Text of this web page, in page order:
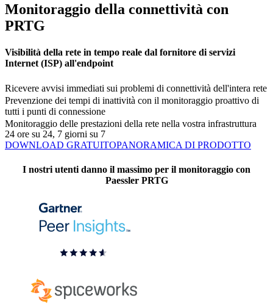
Monitoraggio della connettività con
PRTG
Visibilità della rete in tempo reale dal fornitore di servizi
Internet (ISP) all'endpoint
Ricevere avvisi immediati sui problemi di connettività dell'intera rete
Prevenzione dei tempi di inattività con il monitoraggio proattivo di
tutti i punti di connessione
Monitoraggio delle prestazioni della rete nella vostra infrastruttura
24 ore su 24, 7 giorni su 7
DOWNLOAD GRATUITOPANORAMICA DI PRODOTTO
I nostri utenti danno il massimo per il monitoraggio con
Paessler PRTG